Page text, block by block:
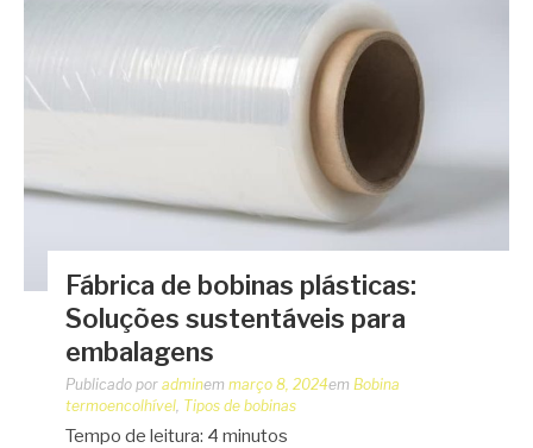
Fábrica de bobinas plásticas:
Soluções sustentáveis para
embalagens
Publicado por adminem março 8, 2024em Bobina
termoencolhível Tipos de bobinas
Tempo de leitura: 4 minutos